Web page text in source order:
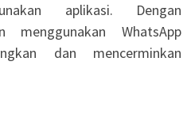
aplikasi. Dengan
menggunakan WhatsApp
dan mencerminkan